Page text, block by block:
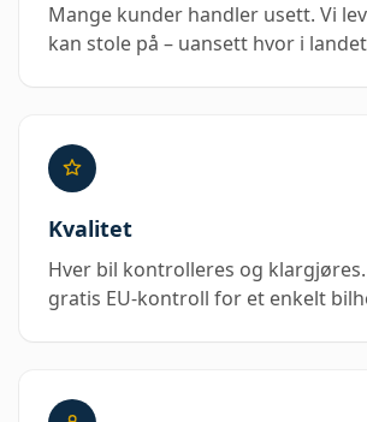
Mange kunder handler usett. Vi
kan stole på – uansett hvor i
Kvalitet
Hver bil kontrolleres og
gratis EU-kontroll for et enkelt